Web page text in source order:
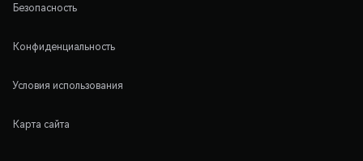
Безопасность
Конфиденциальность
Условия использования
Карта сайта